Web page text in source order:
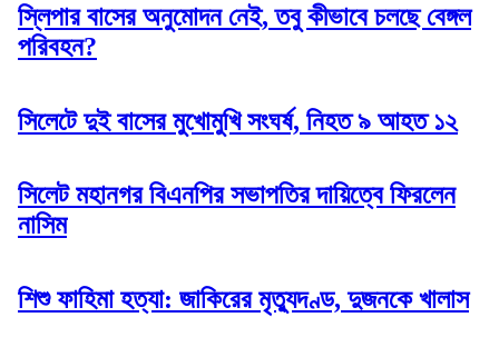
স্লিপার বাসের অনুমোদন নেই, তবু কীভাবে চলছে বেঙ্গল
পরিবহন?
সিলেটে দুই বাসের মুখোমুখি সংঘর্ষ, নিহত ৯ আহত ১২
সিলেট মহানগর বিএনপির সভাপতির দায়িত্বে ফিরলেন
নাসিম
শিশু ফাহিমা হত্যা: জাকিরের মৃত্যুদণ্ড, দুজনকে খালাস